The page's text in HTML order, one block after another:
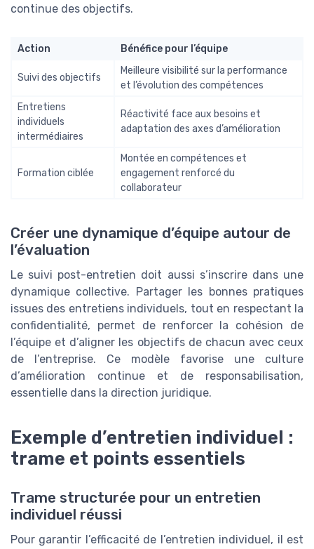
continue des objectifs.
Action Bénéfice pour l’équipe
Suivi des objectifs
Meilleure visibilité sur la performance
et l’évolution des compétences
Entretiens
individuels
intermédiaires
Réactivité face aux besoins et
adaptation des axes d’amélioration
Formation ciblée
Montée en compétences et
engagement renforcé du
collaborateur
Créer une dynamique d’équipe autour de
l’évaluation
Le suivi post-entretien doit aussi s’inscrire dans une
dynamique collective. Partager les bonnes pratiques
issues des entretiens individuels, tout en respectant la
confidentialité, permet de renforcer la cohésion de
l’équipe et d’aligner les objectifs de chacun avec ceux
de l’entreprise. Ce modèle favorise une culture
d’amélioration continue et de responsabilisation,
essentielle dans la direction juridique.
Exemple d’entretien individuel :
trame et points essentiels
Trame structurée pour un entretien
individuel réussi
Pour garantir l’efficacité de l’entretien individuel, il est